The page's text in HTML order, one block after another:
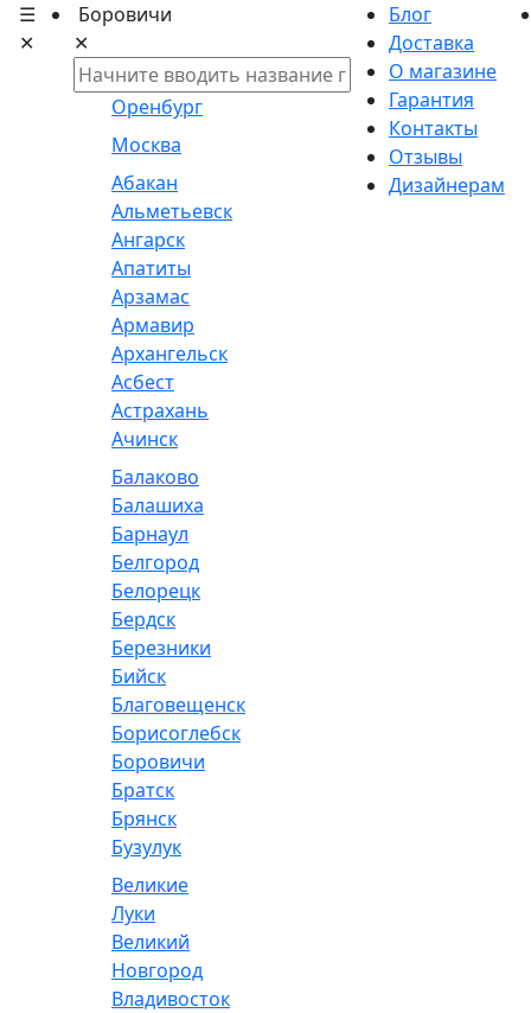
☰
✕
Боровичи
✕
Оренбург
Москва
Абакан
Альметьевск
Ангарск
Апатиты
Арзамас
Армавир
Архангельск
Асбест
Астрахань
Ачинск
Балаково
Балашиха
Барнаул
Белгород
Белорецк
Бердск
Березники
Бийск
Благовещенск
Борисоглебск
Боровичи
Братск
Брянск
Бузулук
Великие
Луки
Великий
Новгород
Владивосток
Блог
Доставка
О магазине
Гарантия
Контакты
Отзывы
Дизайнерам